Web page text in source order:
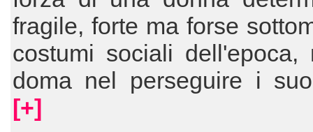
fragile, forte ma forse
costumi sociali dell'epoca,
doma nel perseguire i
[+]